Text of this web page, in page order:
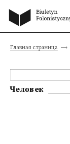
Главная страница
Человек